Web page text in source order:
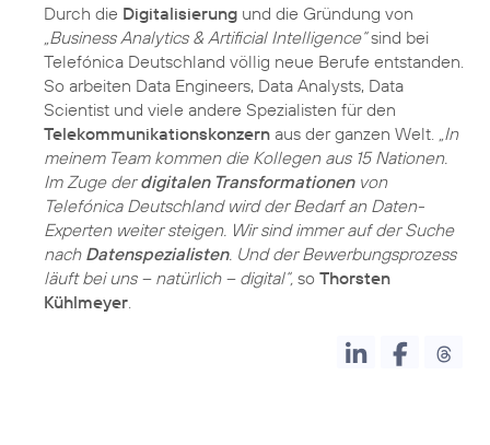
Durch die Digitalisierung und die Gründung von
„Business Analytics & Artificial Intelligence“sind bei
Telefónica Deutschland völlig neue Berufe entstanden.
So arbeiten Data Engineers, Data Analysts, Data
Scientist und viele andere Spezialisten für den
Telekommunikationskonzern aus der ganzen Welt.
„In
meinem Team kommen die Kollegen aus 15 Nationen.
Im Zuge derdigitalen Transformationenvon
Telefónica Deutschland wird der Bedarf an Daten-
Experten weiter steigen. Wir sind immer auf der Suche
nach Datenspezialisten. Und der Bewerbungsprozess
läuft bei uns – natürlich – digital“, so Thorsten
Kühlmeyer